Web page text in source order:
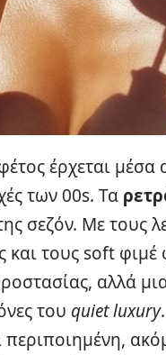
έρχεται
των 00s. Τα
σεζόν. Με τους
και τους soft
αλλά
του quiet luxury
περιποιημένη,